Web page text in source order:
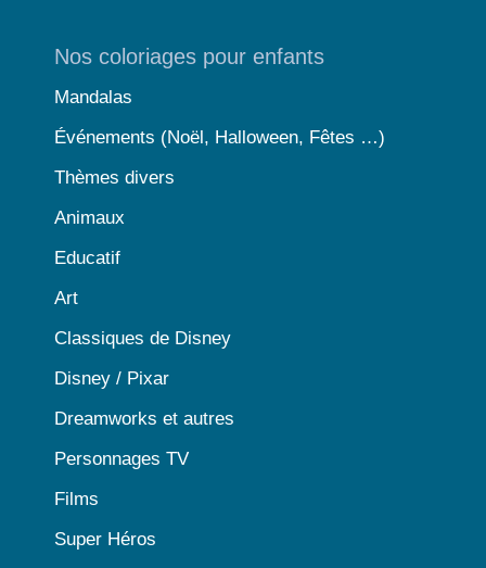
Nos coloriages pour enfants
Mandalas
Événements (Noël, Halloween, Fêtes …)
Thèmes divers
Animaux
Educatif
Art
Classiques de Disney
Disney / Pixar
Dreamworks et autres
Personnages TV
Films
Super Héros